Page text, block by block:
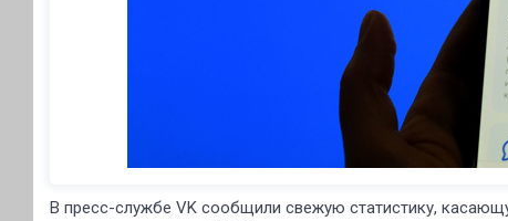
В пресс-службе VK сообщили свежую статистику,